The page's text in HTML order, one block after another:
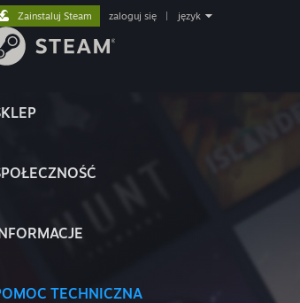
TECHNICZNA
Zainstaluj Steam zaloguj się język